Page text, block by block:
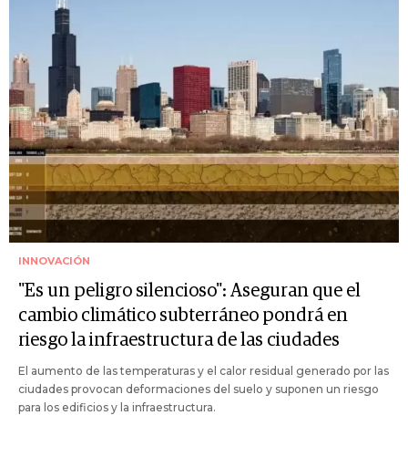
INNOVACIÓN
"Es un peligro silencioso": Aseguran que el
cambio climático subterráneo pondrá en
riesgo la infraestructura de las ciudades
El aumento de las temperaturas y el calor residual generado por las
ciudades provocan deformaciones del suelo y suponen un riesgo
para los edificios y la infraestructura.